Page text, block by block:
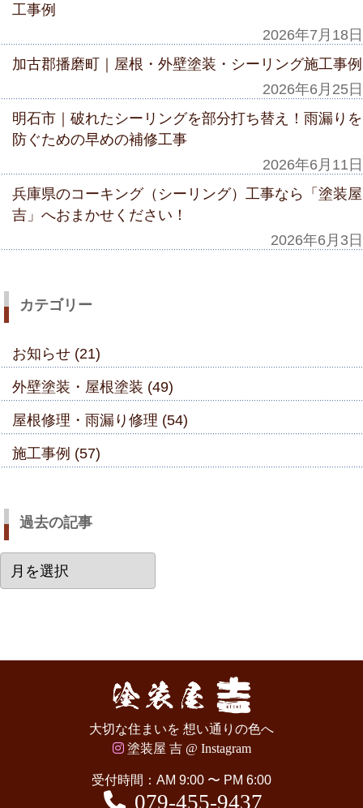
工事例
2026年7月18日
加古郡播磨町｜屋根・外壁塗装・シーリング施工事例
2026年6月25日
明石市｜破れたシーリングを部分打ち替え！雨漏りを
防ぐための早めの補修工事
2026年6月11日
兵庫県のコーキング（シーリング）工事なら「塗装屋
吉」へおまかせください！
2026年6月3日
カテゴリー
お知らせ (21)
外壁塗装・屋根塗装 (49)
屋根修理・雨漏り修理 (54)
施工事例 (57)
過去の記事
去
大切な住まいを 想い通りの色へ
塗装屋 吉 @ Instagram
受付時間：AM 9:00 〜 PM 6:00
079-455-9437